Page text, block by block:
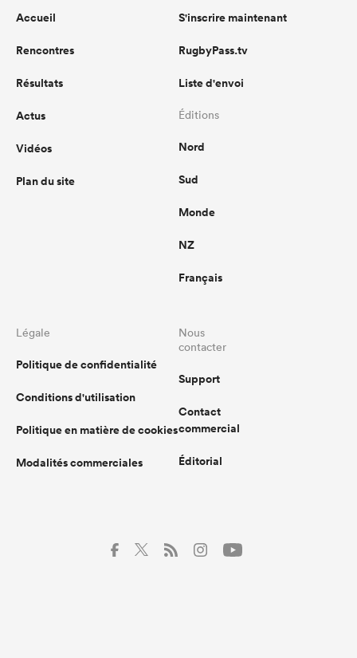
Accueil
Rencontres
Résultats
Actus
Vidéos
Plan du site
S'inscrire maintenant
RugbyPass.tv
Liste d'envoi
Éditions
Nord
Sud
Monde
NZ
Français
Légale
Politique de confidentialité
Conditions d'utilisation
Politique en matière de cookies
Modalités commerciales
Nous
contacter
Support
Contact
commercial
Éditorial